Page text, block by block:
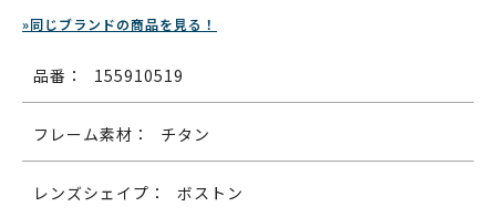
»同じブランドの商品を見る！
品番： 155910519
フレーム素材： チタン
レンズシェイプ： ボストン